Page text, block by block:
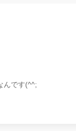
んです(^^;